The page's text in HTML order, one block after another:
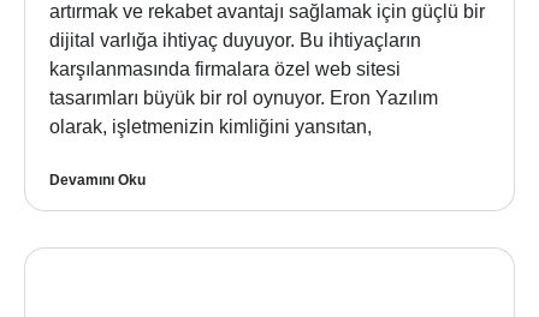
artırmak ve rekabet avantajı sağlamak için güçlü bir
dijital varlığa ihtiyaç duyuyor. Bu ihtiyaçların
karşılanmasında firmalara özel web sitesi
tasarımları büyük bir rol oynuyor. Eron Yazılım
olarak, işletmenizin kimliğini yansıtan,
Devamını Oku